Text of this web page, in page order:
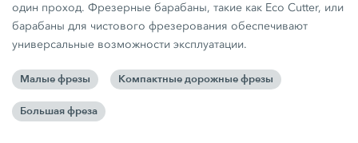
один проход. Фрезерные барабаны, такие как Eco Cutter, или
барабаны для чистового фрезерования обеспечивают
универсальные возможности эксплуатации.
Малые фрезы Компактные дорожные фрезы
Большая фреза